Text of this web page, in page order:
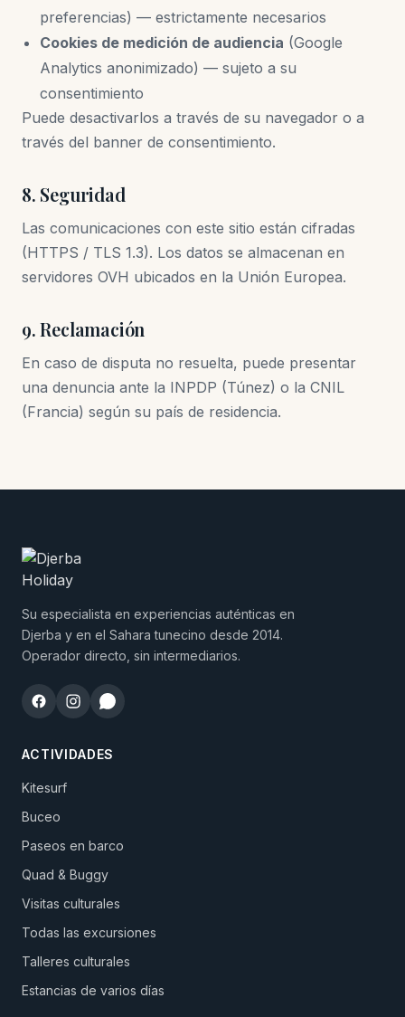
preferencias) — estrictamente necesarios
Cookies de medición de audiencia (Google
Analytics anonimizado) — sujeto a su
consentimiento
Puede desactivarlos a través de su navegador o a
través del banner de consentimiento.
8. Seguridad
Las comunicaciones con este sitio están cifradas
(HTTPS / TLS 1.3). Los datos se almacenan en
servidores OVH ubicados en la Unión Europea.
9. Reclamación
En caso de disputa no resuelta, puede presentar
una denuncia ante la INPDP (Túnez) o la CNIL
(Francia) según su país de residencia.
Su especialista en experiencias auténticas en
Djerba y en el Sahara tunecino desde 2014.
Operador directo, sin intermediarios.
ACTIVIDADES
Kitesurf
Buceo
Paseos en barco
Quad & Buggy
Visitas culturales
Todas las excursiones
Talleres culturales
Estancias de varios días